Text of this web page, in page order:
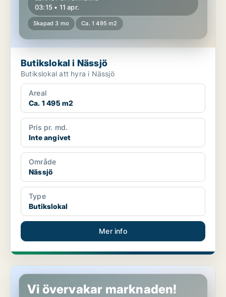
03:15 • 11 apr.
Skapad 3 mo Ca. 1 495 m2
Butikslokal i Nässjö
Butikslokal att hyra i Nässjö
Areal
Ca. 1 495 m2
Pris pr. md.
Inte angivet
Område
Nässjö
Type
Butikslokal
Mer info
Butikslokal i Jönköping
Vi övervakar marknaden!